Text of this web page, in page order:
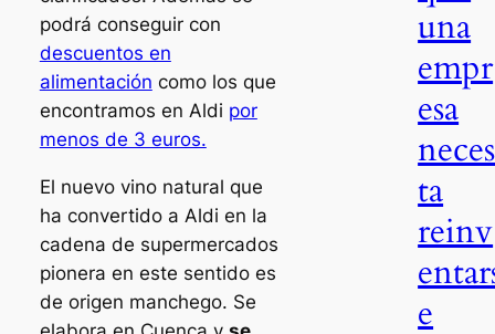
podrá conseguir con
descuentos en
alimentación como los que
encontramos en Aldi por
menos de 3 euros.
El nuevo vino natural que
ha convertido a Aldi en la
cadena de supermercados
pionera en este sentido es
de origen manchego. Se
una
empr
esa
ta
reinv
e